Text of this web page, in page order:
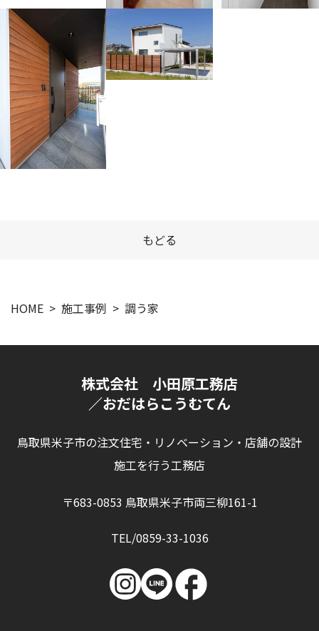
もどる
HOME 施工事例 調う家
株式会社 小田原工務店
／おだはらこうむてん
鳥取県米子市の注文住宅・リノベーション・店舗の設計
施工を行う工務店
〒683-0853 鳥取県米子市両三柳161-1
TEL/0859-33-1036